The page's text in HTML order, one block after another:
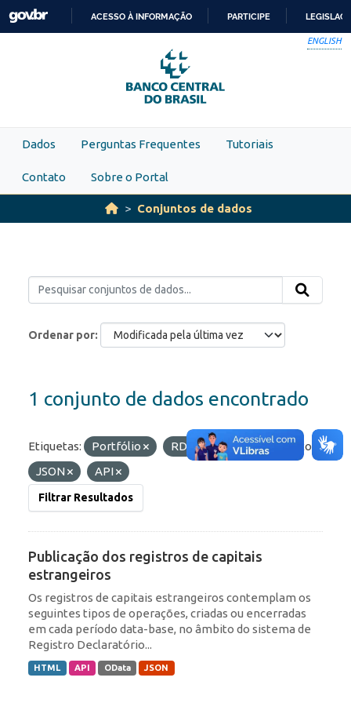
Skip to main content
PARA
O
CONTEÚDO
ACESSO À INFORMAÇÃO PARTICIPE
ENGLISH
Dados Perguntas Frequentes Tutoriais
Contato Sobre o Portal
Conjuntos de dados
Ordenar por
1 conjunto de dados encontrado
Etiquetas: Portfólio RDE IED
Formatos:
JSON
API
Filtrar Resultados
Publicação dos registros de capitais
estrangeiros
Os registros de capitais estrangeiros contemplam os
seguintes tipos de operações, criadas ou encerradas
em cada período data-base, no âmbito do sistema de
Registro Declaratório...
HTML API OData JSON